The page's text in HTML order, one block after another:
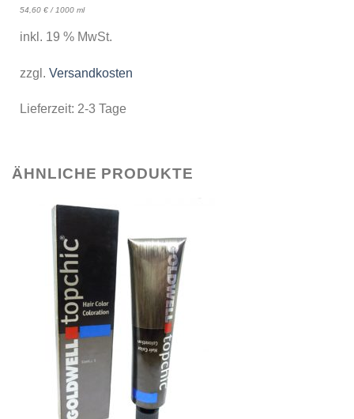
54,60 €/ 1000 ml
inkl. 19 % MwSt.
zzgl. Versandkosten
Lieferzeit: 2-3 Tage
ÄHNLICHE PRODUKTE